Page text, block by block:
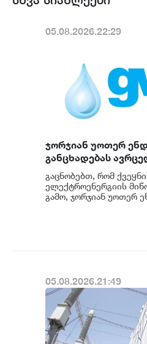
05.08.2026.22:29
ჯორჯიან უოთერ
განცხადებას
გაცნობებთ, რომ
ელექტროენერგიის
გამო, ჯორჯიან უოთერ
05.08.2026.21:49